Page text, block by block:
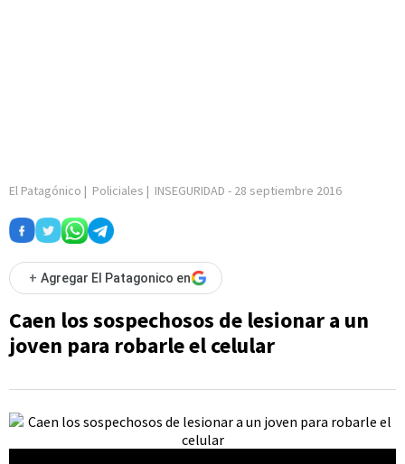
El Patagónico | Policiales | INSEGURIDAD - 28 septiembre 2016
+ Agregar El Patagonico en
Caen los sospechosos de lesionar a un
joven para robarle el celular